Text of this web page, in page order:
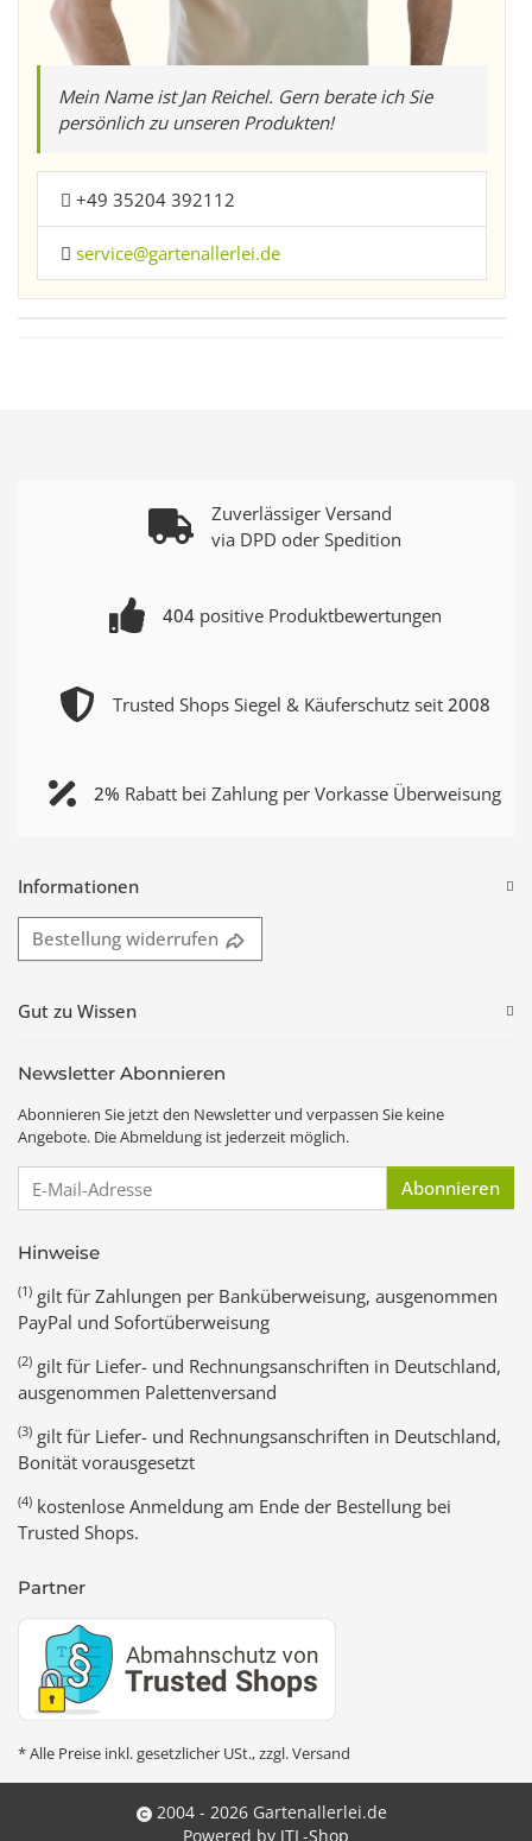
Mein Name ist Jan Reichel. Gern berate ich Sie
persönlich zu unseren Produkten!
+49 35204 392112
service@gartenallerlei.de
Zuverlässiger Versand
via DPD oder Spedition
404positive Produktbewertungen
Trusted Shops Siegel & Käuferschutz seit 2008
2% Rabatt bei Zahlung per Vorkasse Überweisung
Informationen
Bestellung widerrufen
Gut zu Wissen
Newsletter Abonnieren
Abonnieren Sie jetzt den Newsletter und verpassen Sie keine
Angebote. Die Abmeldung ist jederzeit möglich.
E-Mail-Adresse Abonnieren
Hinweise
(1) gilt für Zahlungen per Banküberweisung, ausgenommen
PayPal und Sofortüberweisung
(2) gilt für Liefer- und Rechnungsanschriften in Deutschland,
ausgenommen Palettenversand
(3) gilt für Liefer- und Rechnungsanschriften in Deutschland,
Bonität vorausgesetzt
(4) kostenlose Anmeldung am Ende der Bestellung bei
Trusted Shops.
Partner
* Alle Preise inkl. gesetzlicher USt., zzgl.Versand
2004 - 2026 Gartenallerlei.de
Powered by JTL-Shop